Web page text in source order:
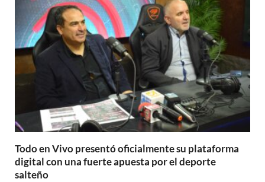
Todo en Vivo presentó oficialmente su plataforma
digital con una fuerte apuesta por el deporte
salteño